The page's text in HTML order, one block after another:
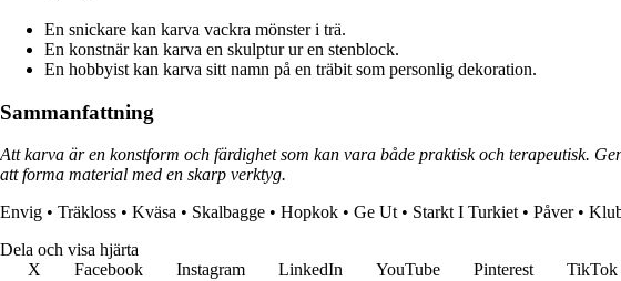
En snickare kan karva vackra mönster i trä.
En konstnär kan karva en skulptur ur en stenblock.
En hobbyist kan karva sitt namn på en träbit som personlig dekoration.
Sammanfattning
Att karva är en konstform och färdighet som kan vara både praktisk och terapeutisk.
att forma material med en skarp verktyg.
Envig • Träkloss • Kväsa • Skalbagge • Hopkok • Ge Ut• Starkt I Turkiet• Påver•
Dela och visa hjärta
X
Facebook Instagram LinkedIn YouTube Pinterest TikTok